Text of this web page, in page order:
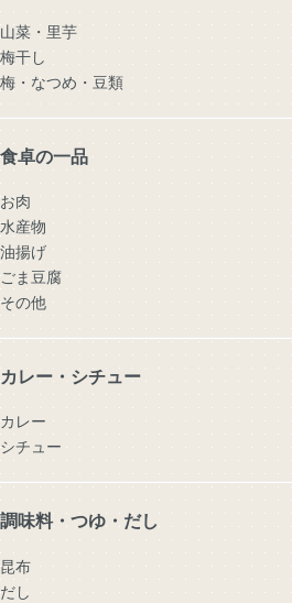
山菜・里芋
梅干し
梅・なつめ・豆類
食卓の一品
お肉
水産物
油揚げ
ごま豆腐
その他
カレー・シチュー
カレー
シチュー
調味料・つゆ・だし
昆布
だし